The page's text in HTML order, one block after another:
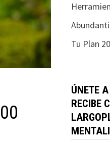
Tu Plan
ÚNETE
RECIBE